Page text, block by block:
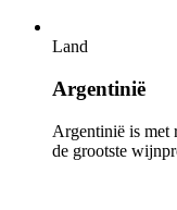
Land
Argentinië
Argentinië is met
de grootste